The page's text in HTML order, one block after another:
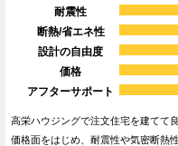
耐震性
断熱/省エネ性
設計の自由度
価格
アフターサポート
高栄ハウジングで注文住宅を建てて
価格面をはじめ、耐震性や気密断熱